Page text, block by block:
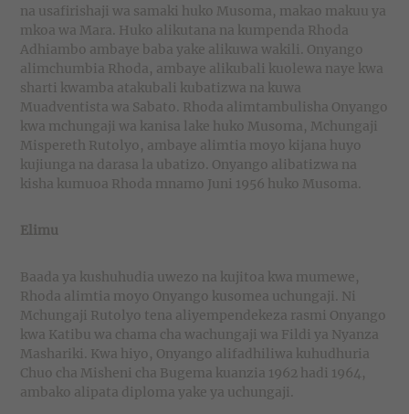
na usafirishaji wa samaki huko Musoma, makao makuu ya
mkoa wa Mara. Huko alikutana na kumpenda Rhoda
Adhiambo ambaye baba yake alikuwa wakili. Onyango
alimchumbia Rhoda, ambaye alikubali kuolewa naye kwa
sharti kwamba atakubali kubatizwa na kuwa
Muadventista wa Sabato. Rhoda alimtambulisha Onyango
kwa mchungaji wa kanisa lake huko Musoma, Mchungaji
Mispereth Rutolyo, ambaye alimtia moyo kijana huyo
kujiunga na darasa la ubatizo. Onyango alibatizwa na
kisha kumuoa Rhoda mnamo Juni 1956 huko Musoma.
Elimu
Baada ya kushuhudia uwezo na kujitoa kwa mumewe,
Rhoda alimtia moyo Onyango kusomea uchungaji. Ni
Mchungaji Rutolyo tena aliyempendekeza rasmi Onyango
kwa Katibu wa chama cha wachungaji wa Fildi ya Nyanza
Mashariki. Kwa hiyo, Onyango alifadhiliwa kuhudhuria
Chuo cha Misheni cha Bugema kuanzia 1962 hadi 1964,
ambako alipata diploma yake ya uchungaji.